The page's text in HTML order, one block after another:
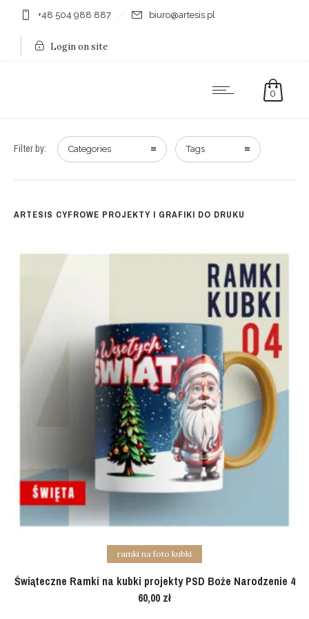
+48 504 988 887 biuro@artesis.pl
Login on site
0
Filter by: Categories Tags
ARTESIS CYFROWE PROJEKTY I GRAFIKI DO DRUKU
Add to cart
ramki na foto kubki
Świąteczne Ramki na kubki projekty PSD Boże Narodzenie 4
60,00 zł